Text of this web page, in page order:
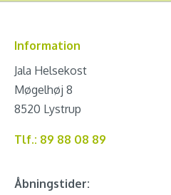
Information
Jala Helsekost
Møgelhøj 8
8520 Lystrup
Tlf.: 89 88 08 89
Åbningstider: